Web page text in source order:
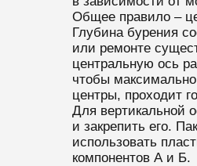
Общее правило –
Глубина бурения
или ремонте
центральную ось
чтобы
центры, проходит
Для вертикальной
и закрепить его.
использовать
компонентов А и Б.